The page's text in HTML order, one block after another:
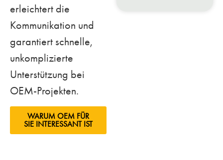
erleichtert die
Kommunikation und
garantiert schnelle,
unkomplizierte
Unterstützung bei
OEM-Projekten.
WARUM OEM FÜR
SIE INTERESSANT IST